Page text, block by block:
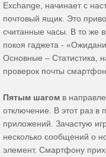
Exchange, начинает с
почтовый ящик. Это
считанные часы. В то же
покоя гаджета -
Основные – Статистика,
проверок почты
Пятым шагом в
отключение. В этот раз
приложений. Зачастую
несколько сообщений о
элемент. Смартфону